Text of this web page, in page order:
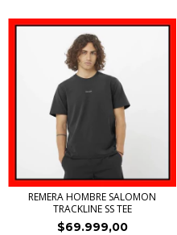
REMERA HOMBRE SALOMON
TRACKLINE SS TEE
$69.999,00